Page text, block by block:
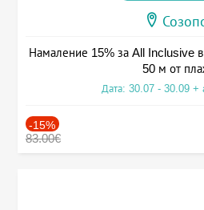
Намаление 15% за All Inclusive
50 м от
Дата: 30.07 - 30.09 +
-15%
83.00€